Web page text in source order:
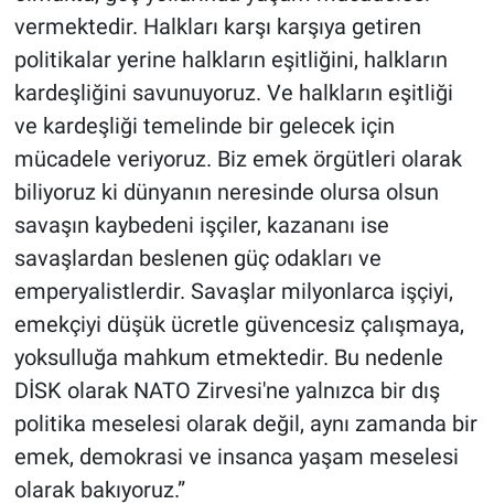
vermektedir. Halkları karşı karşıya getiren
politikalar yerine halkların eşitliğini, halkların
kardeşliğini savunuyoruz. Ve halkların eşitliği
ve kardeşliği temelinde bir gelecek için
mücadele veriyoruz. Biz emek örgütleri olarak
biliyoruz ki dünyanın neresinde olursa olsun
savaşın kaybedeni işçiler, kazananı ise
savaşlardan beslenen güç odakları ve
emperyalistlerdir. Savaşlar milyonlarca işçiyi,
emekçiyi düşük ücretle güvencesiz çalışmaya,
yoksulluğa mahkum etmektedir. Bu nedenle
DİSK olarak NATO Zirvesi'ne yalnızca bir dış
politika meselesi olarak değil, aynı zamanda bir
emek, demokrasi ve insanca yaşam meselesi
olarak bakıyoruz.”